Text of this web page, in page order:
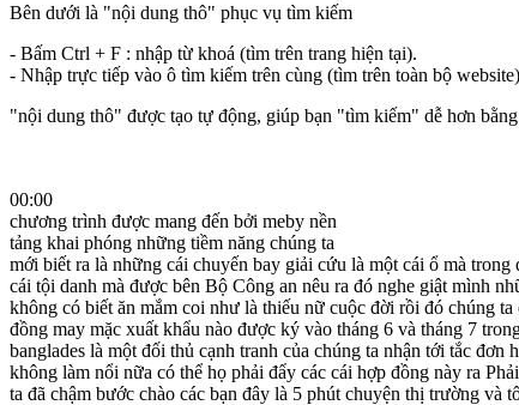
Bên dưới là "nội dung thô" phục vụ tìm kiếm
- Bấm Ctrl + F : nhập từ khoá (tìm trên trang hiện tại).
- Nhập trực tiếp vào ô tìm kiếm trên cùng (tìm trên toàn bộ
"nội dung thô" được tạo tự động, giúp bạn "tìm kiếm" dễ hơn
00:00
chương trình được mang đến bởi meby nền
tảng khai phóng những tiềm năng chúng ta
mới biết ra là những cái chuyến bay giải cứu là một cái ổ mà trong
cái tội danh mà được bên Bộ Công an nêu ra đó nghe giật mình
không có biết ăn mắm coi như là thiếu nữ cuộc đời rồi đó chúng ta
đồng may mặc xuất khẩu nào được ký vào tháng 6 và tháng 7
banglades là một đối thủ cạnh tranh của chúng ta nhận tới tắc đơn
không làm nổi nữa có thể họ phải đẩy các cái hợp đồng này ra
ta đã chậm bước chào các bạn đây là 5 phút chuyện thị trường và